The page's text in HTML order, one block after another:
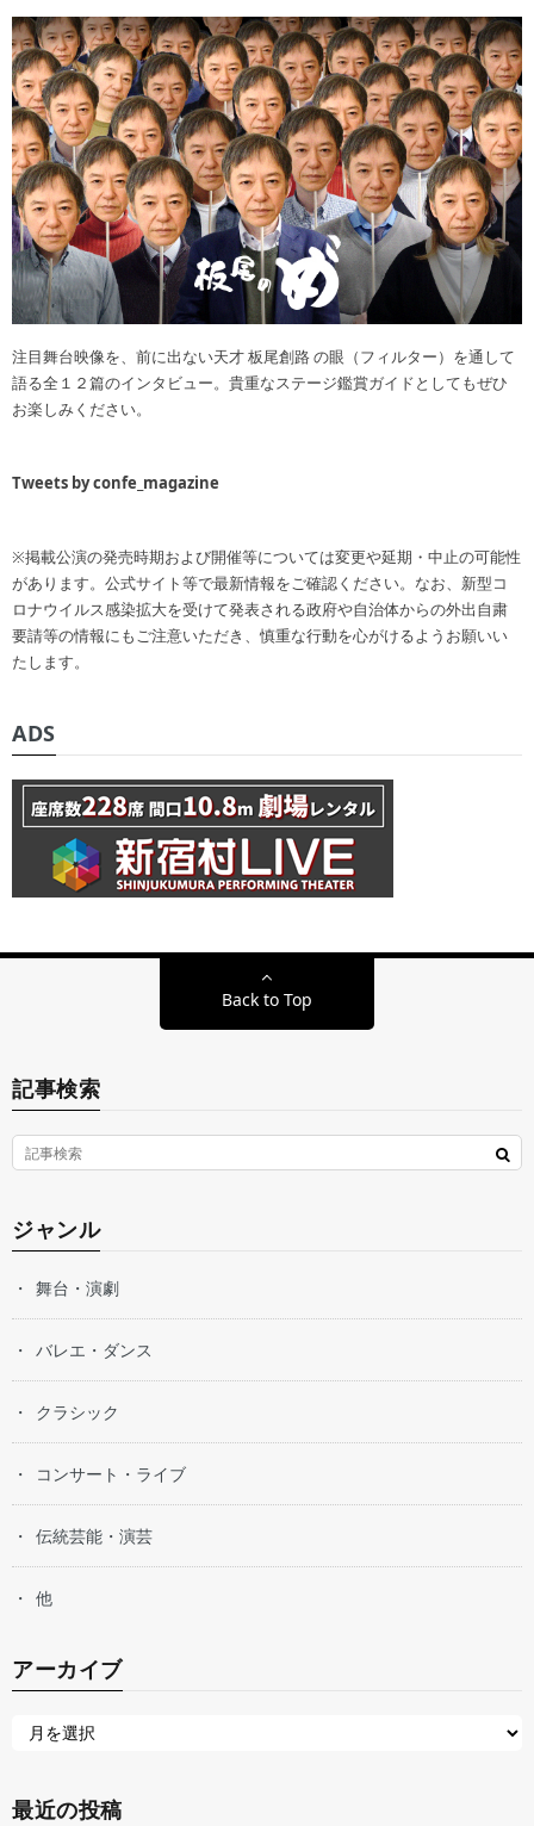
注目舞台映像を、前に出ない天才 板尾創路 の眼（フィルター）を通して
語る全１２篇のインタビュー。貴重なステージ鑑賞ガイドとしてもぜひ
お楽しみください。
Tweets by confe_magazine
※掲載公演の発売時期および開催等については変更や延期・中止の可能性
があります。公式サイト等で最新情報をご確認ください。なお、新型コ
ロナウイルス感染拡大を受けて発表される政府や自治体からの外出自粛
要請等の情報にもご注意いただき、慎重な行動を心がけるようお願いい
たします。
ADS
Back to Top
記事検索
ジャンル
舞台・演劇
バレエ・ダンス
クラシック
コンサート・ライブ
伝統芸能・演芸
他
アーカイブ
最近の投稿